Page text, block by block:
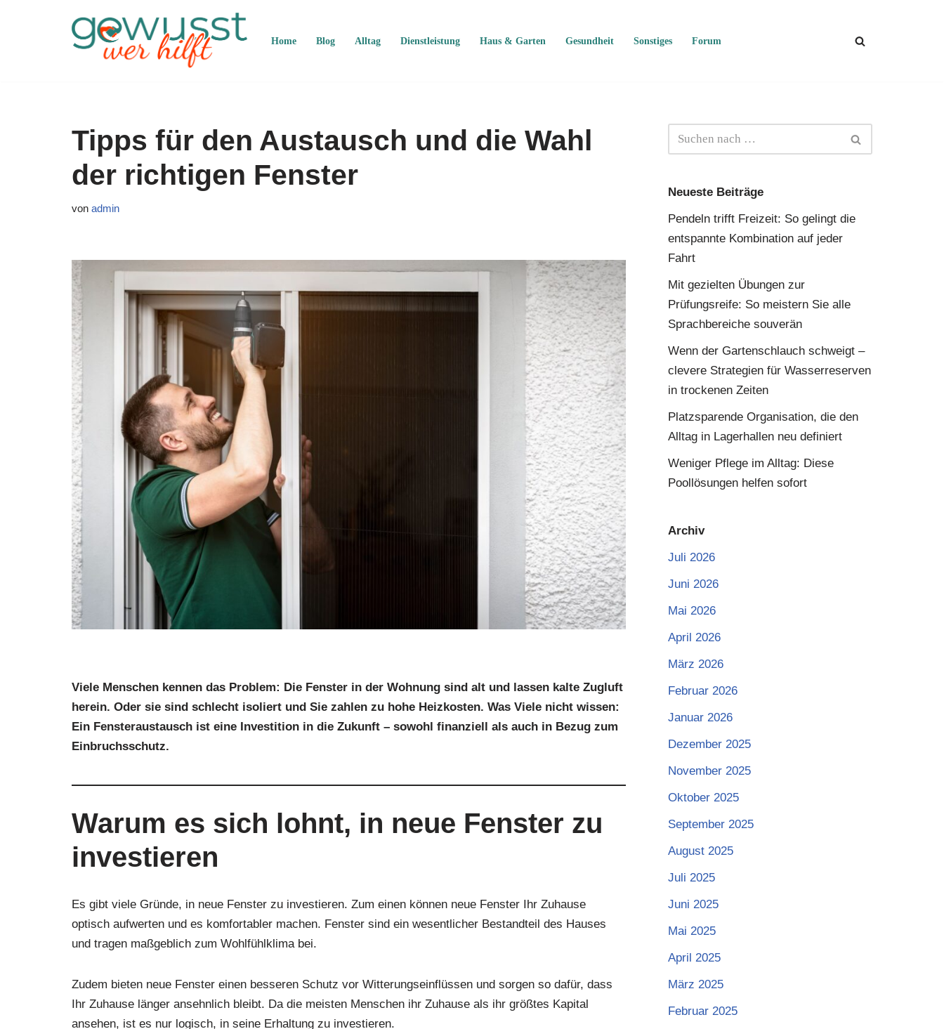
Home Blog Alltag Dienstleistung Haus & Garten Gesundheit Sonstiges Forum
Tipps für den Austausch und die Wahl
der richtigen Fenster
von admin
Viele Menschen kennen das Problem: Die Fenster in der Wohnung sind alt und lassen kalte Zugluft
herein. Oder sie sind schlecht isoliert und Sie zahlen zu hohe Heizkosten. Was Viele nicht wissen:
Ein Fensteraustausch ist eine Investition in die Zukunft – sowohl finanziell als auch in Bezug zum
Einbruchsschutz.
Warum es sich lohnt, in neue Fenster zu
investieren
Es gibt viele Gründe, in neue Fenster zu investieren. Zum einen können neue Fenster Ihr Zuhause
optisch aufwerten und es komfortabler machen. Fenster sind ein wesentlicher Bestandteil des Hauses
und tragen maßgeblich zum Wohlfühlklima bei.
Zudem bieten neue Fenster einen besseren Schutz vor Witterungseinflüssen und sorgen so dafür, dass
Ihr Zuhause länger ansehnlich bleibt. Da die meisten Menschen ihr Zuhause als ihr größtes Kapital
ansehen, ist es nur logisch, in seine Erhaltung zu investieren.
Neueste Beiträge
Pendeln trifft Freizeit: So gelingt die
entspannte Kombination auf jeder
Fahrt
Mit gezielten Übungen zur
Prüfungsreife: So meistern Sie alle
Sprachbereiche souverän
Wenn der Gartenschlauch schweigt –
clevere Strategien für Wasserreserven
in trockenen Zeiten
Platzsparende Organisation, die den
Alltag in Lagerhallen neu definiert
Weniger Pflege im Alltag: Diese
Poollösungen helfen sofort
Archiv
Juli 2026
Juni 2026
Mai 2026
April 2026
März 2026
Februar 2026
Januar 2026
Dezember 2025
November 2025
Oktober 2025
September 2025
August 2025
Juli 2025
Juni 2025
Mai 2025
April 2025
März 2025
Februar 2025